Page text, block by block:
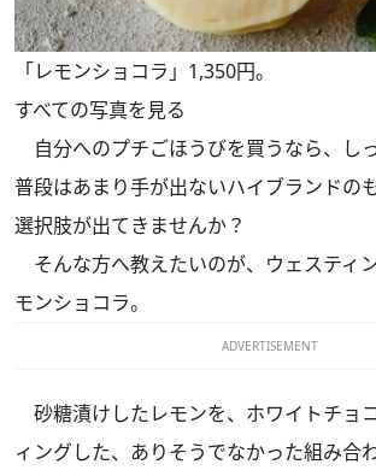
「レモンショコラ」1,350円。
すべての写真を見る
自分へのプチごほうびを買うなら、し
普段はあまり手が出ないハイブランドの
選択肢が出てきませんか？
そんな方へ教えたいのが、ウェスティ
モンショコラ。
ADVERTISEMENT
砂糖漬けしたレモンを、ホワイトチョ
ィングした、ありそうでなかった組み合わ